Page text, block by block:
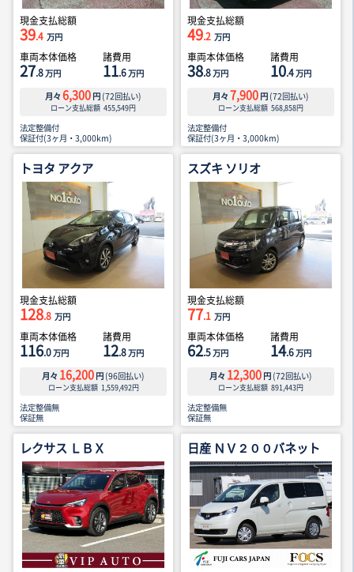
現金支払総額
39.4 万円
車両本体価格
27.8万円
諸費用
11.6万円
月々 6,300 円 (72回払い)
ローン支払総額 455,549円
法定整備付
保証付(3ヶ月・3,000km)
現金支払総額
49.2 万円
車両本体価格
38.8万円
諸費用
10.4万円
月々 7,900 円 (72回払い)
ローン支払総額 568,858円
法定整備付
保証付(3ヶ月・3,000km)
トヨタ アクア
現金支払総額
128.8 万円
車両本体価格
116.0万円
諸費用
12.8万円
月々 16,200 円 (96回払い)
ローン支払総額 1,559,492円
法定整備無
保証無
スズキ ソリオ
現金支払総額
77.1 万円
車両本体価格
62.5万円
諸費用
14.6万円
月々 12,300 円 (72回払い)
ローン支払総額 891,443円
法定整備無
保証無
レクサス ＬＢＸ 日産 ＮＶ２００バネット